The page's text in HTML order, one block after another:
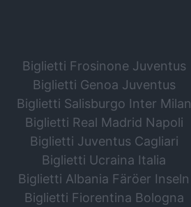
Biglietti Frosinone Juventus
Biglietti Genoa Juventus
Biglietti Salisburgo Inter Milan
Biglietti Real Madrid Napoli
Biglietti Juventus Cagliari
Biglietti Ucraina Italia
Biglietti Albania Färöer Inseln
Biglietti Fiorentina Bologna